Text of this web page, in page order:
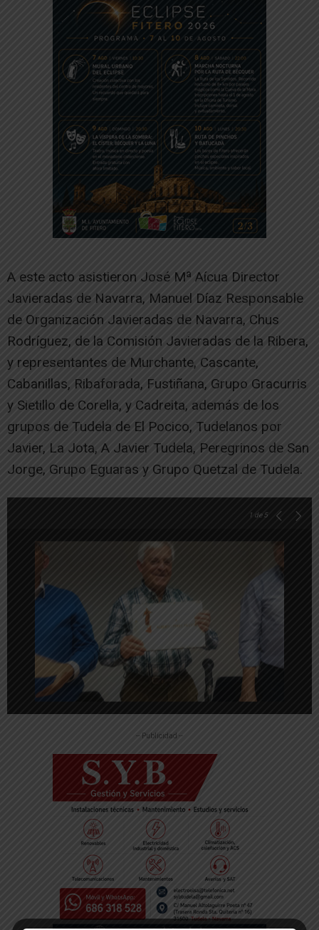
A este acto asistieron José Mª Aícua Director
Javieradas de Navarra, Manuel Díaz Responsable
de Organización Javieradas de Navarra, Chus
Rodríguez, de la Comisión Javieradas de la Ribera,
y representantes de Murchante, Cascante,
Cabanillas, Ribaforada, Fustiñana, Grupo Gracurris
y Sietillo de Corella, y Cadreita, además de los
grupos de Tudela de El Pocico, Tudelanos por
Javier, La Jota, A Javier Tudela, Peregrinos de San
Jorge, Grupo Eguaras y Grupo Quetzal de Tudela.
1 de 5
-- Publicidad --